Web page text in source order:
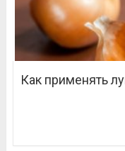
Как применять